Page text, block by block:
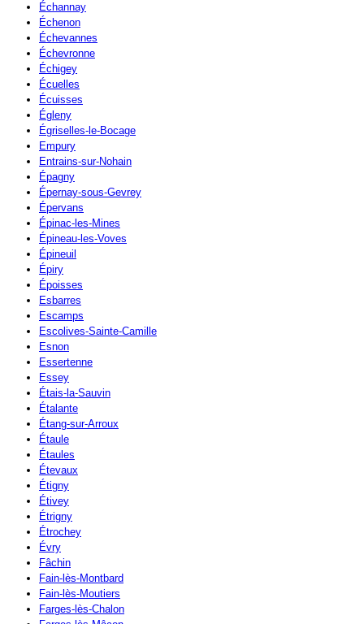
Échannay
Échenon
Échevannes
Échevronne
Échigey
Écuelles
Écuisses
Égleny
Égriselles-le-Bocage
Empury
Entrains-sur-Nohain
Épagny
Épernay-sous-Gevrey
Épervans
Épinac-les-Mines
Épineau-les-Voves
Épineuil
Épiry
Époisses
Esbarres
Escamps
Escolives-Sainte-Camille
Esnon
Essertenne
Essey
Étais-la-Sauvin
Étalante
Étang-sur-Arroux
Étaule
Étaules
Étevaux
Étigny
Étivey
Étrigny
Étrochey
Évry
Fâchin
Fain-lès-Montbard
Fain-lès-Moutiers
Farges-lès-Chalon